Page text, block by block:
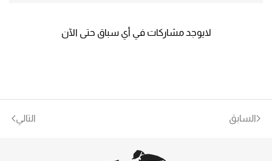
لايوجد مشاركات في أي سباق حتى الآن
السابق التالي